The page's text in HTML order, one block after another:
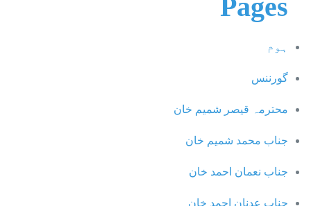
Pages
ہوم
گورننس
محترمہ قیصر شمیم خان
جناب محمد شمیم خان
جناب نعمان احمد خان
جناب عدنان احمد خان